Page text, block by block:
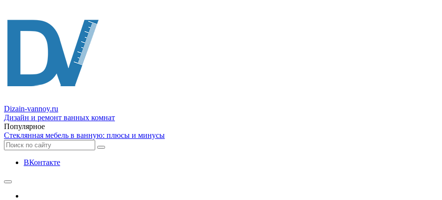
Dizain-vannoy.ru
Дизайн и ремонт ванных комнат
Популярное
Стеклянная мебель в ванную: плюсы и минусы
ВКонтакте